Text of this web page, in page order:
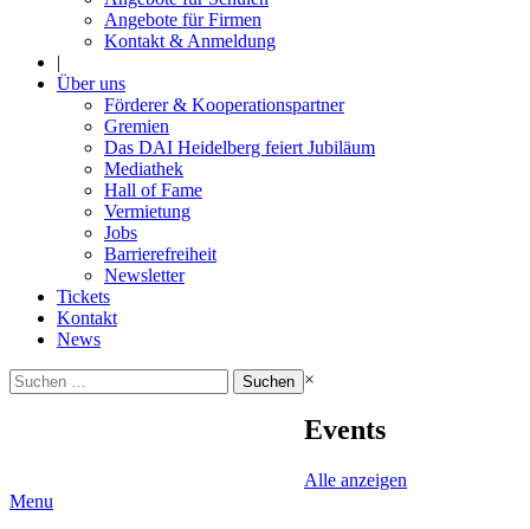
Angebote für Firmen
Kontakt & Anmeldung
|
Über uns
Förderer & Kooperationspartner
Gremien
Das DAI Heidelberg feiert Jubiläum
Mediathek
Hall of Fame
Vermietung
Jobs
Barrierefreiheit
Newsletter
Tickets
Kontakt
News
Suchen
nach:
×
Events
Alle anzeigen
Menu